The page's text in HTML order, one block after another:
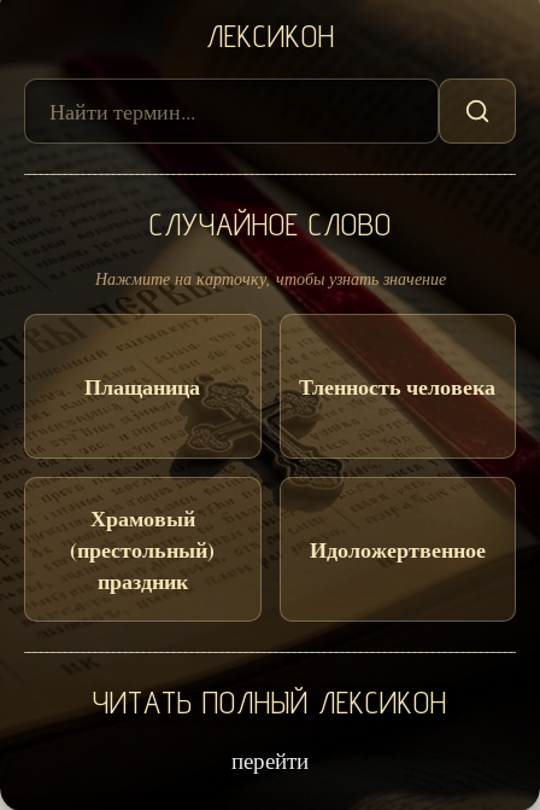
ЛЕКСИКОН
СЛУЧАЙНОЕ СЛОВО
Нажмите на карточку, чтобы узнать значение
Плащаница Тленность человека
Храмовый
(престольный)
праздник
Идоложертвенное
ЧИТАТЬ ПОЛНЫЙ ЛЕКСИКОН
перейти